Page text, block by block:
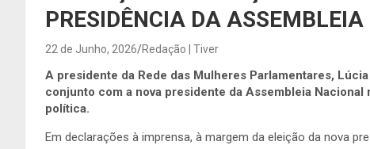
PRESIDÊNCIA DA
22 de Junho, 2026 Redação | Tiver
A presidente da Rede das Mulheres Parlamentares,
conjunto com a nova presidente da Assembleia
política.
Em declarações à imprensa, à margem da eleição da nova